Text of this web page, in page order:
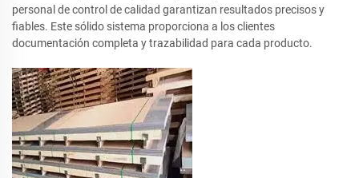
personal de control de calidad garantizan resultados precisos y
fiables. Este sólido sistema proporciona a los clientes
documentación completa y trazabilidad para cada producto.